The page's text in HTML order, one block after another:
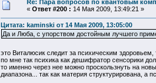
Re: Пара вопросов по квантовым
« Ответ #200 : 14 Мая 2009, 13:49:21 »
Цитата: kaminski от 14 Мая 2009, 13:05:00
Да и Люба, с упорством достойным лучшего
это Виталюсик следит за психическим
по мне так психика как дешифратор сенсорики
то именно через нее можно проскользнуть на
диапазона... так как материя структурирована, а